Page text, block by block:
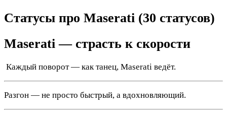
Статусы про Maserati (30 статусов)
Maserati — страсть к скорости
️ Каждый поворот — как танец, Maserati ведёт.
Разгон — не просто быстрый, а вдохновляющий.